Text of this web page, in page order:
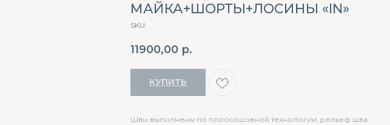
МАЙКА+ШОРТЫ+ЛОСИНЫ «IN»
SKU:
11900,00 р.
КУПИТЬ
Швы выполнены по плоскошовной технологии, рельеф шва